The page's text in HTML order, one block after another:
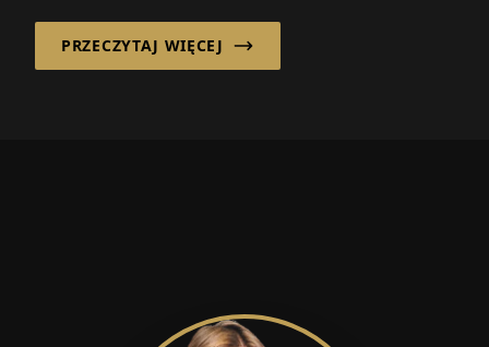
GmbH: łączy...
PRZECZYTAJ WIĘCEJ